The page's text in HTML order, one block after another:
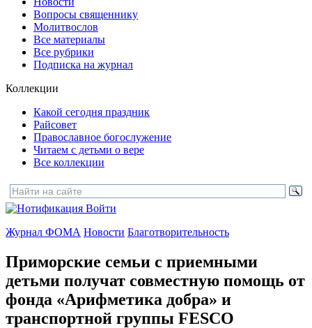
Вопросы священнику
Молитвослов
Все материалы
Все рубрики
Подписка на журнал
Коллекции
Какой сегодня праздник
Райсовет
Православное богослужение
Читаем с детьми о вере
Все коллекции
Войти
Журнал ФОМА Новости Благотворительность
Приморские семьи с приемными
детьми получат совместную помощь от
фонда «Арифметика добра» и
транспортной группы FESCO